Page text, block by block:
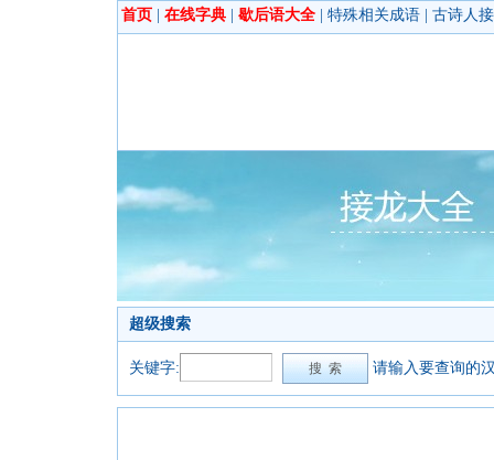
首页 在线字典 歇后语大全 特殊相关成语 古诗人
超级搜索
关键字: 请输入要查询的